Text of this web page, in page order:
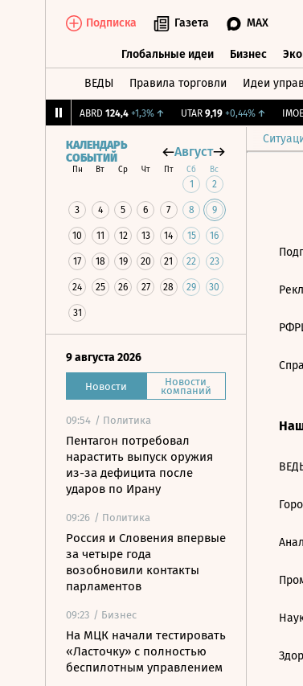
Подписка Газета MAX
Глобальные идеи Бизнес
ВЕДЫ Правила торговли Идеи
ABRD 124,4 +1,3%↑ UTAR 9,19 +0,44%↑ IMOEX
КАЛЕНДАРЬ
СОБЫТИЙ
Август
Пн Вт Ср Чт Пт Сб Вс
1 2
3 4 5 6 7 8 9
10 11 12 13 14 15 16
17 18 19 20 21 22 23
24 25 26 27 28 29 30
31
9 августа 2026
Новости Новости
компаний
09:54 / Политика
Пентагон потребовал
нарастить выпуск оружия
из-за дефицита после
ударов по Ирану
09:26 / Политика
Россия и Словения впервые
за четыре года
возобновили контакты
парламентов
09:23 / Бизнес
На МЦК начали тестировать
«Ласточку» с полностью
беспилотным управлением